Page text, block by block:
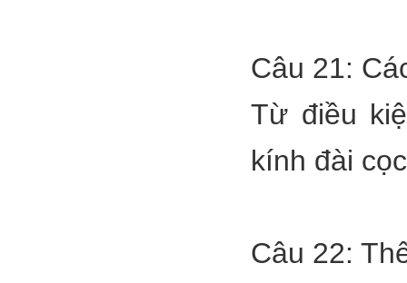
Câu 21:
Từ điều
kính đài
Câu 22: